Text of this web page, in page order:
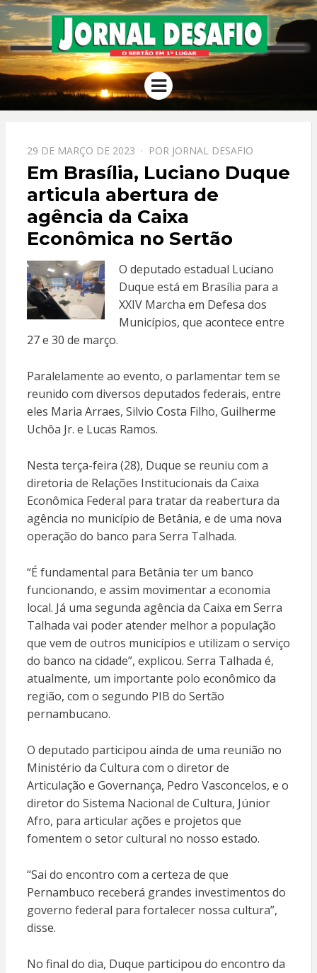
JORNAL
DESAFIO
O Sertão em 1º Lugar
Menu
PPOSTADO
EM
29 DE MARÇO DE 2023 POR JORNAL DESAFIO
Em Brasília, Luciano Duque
articula abertura de
agência da Caixa
Econômica no Sertão
O deputado estadual Luciano
Duque está em Brasília para a
XXIV Marcha em Defesa dos
Municípios, que acontece entre
27 e 30 de março.
Paralelamente ao evento, o parlamentar tem se
reunido com diversos deputados federais, entre
eles Maria Arraes, Silvio Costa Filho, Guilherme
Uchôa Jr. e Lucas Ramos.
Nesta terça-feira (28), Duque se reuniu com a
diretoria de Relações Institucionais da Caixa
Econômica Federal para tratar da reabertura da
agência no município de Betânia, e de uma nova
operação do banco para Serra Talhada.
“É fundamental para Betânia ter um banco
funcionando, e assim movimentar a economia
local. Já uma segunda agência da Caixa em Serra
Talhada vai poder atender melhor a população
que vem de outros municípios e utilizam o serviço
do banco na cidade”, explicou. Serra Talhada é,
atualmente, um importante polo econômico da
região, com o segundo PIB do Sertão
pernambucano.
O deputado participou ainda de uma reunião no
Ministério da Cultura com o diretor de
Articulação e Governança, Pedro Vasconcelos, e o
diretor do Sistema Nacional de Cultura, Júnior
Afro, para articular ações e projetos que
fomentem o setor cultural no nosso estado.
“Sai do encontro com a certeza de que
Pernambuco receberá grandes investimentos do
governo federal para fortalecer nossa cultura”,
disse.
No final do dia, Duque participou do encontro da